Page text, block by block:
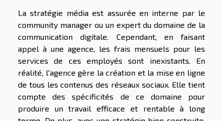
La stratégie média est assurée en interne par le
community manager ou un expert du domaine de la
communication digitale. Cependant, en faisant
appel à une agence, les frais mensuels pour les
services de ces employés sont inexistants. En
réalité, l'agence gère la création et la mise en ligne
de tous les contenus des réseaux sociaux. Elle tient
compte des spécificités de ce domaine pour
produire un travail efficace et rentable à long